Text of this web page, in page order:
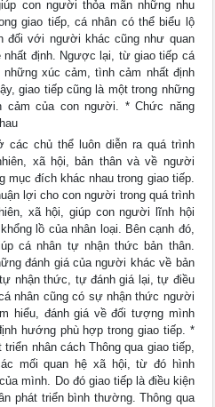
con người thỏa mãn những nhu
giao tiếp, cá nhân có thể biểu lộ
đối với người khác cũng như quan
nhất định. Ngược lại, từ giao tiếp cá
những xúc cảm, tình cảm nhất định
giao tiếp cũng là một trong những
cảm của con người. * Chức năng
các chủ thể luôn diễn ra quá trình
xã hội, bản thân và về người
mục đích khác nhau trong giao tiếp.
lợi cho con người trong quá trình
xã hội, giúp con người lĩnh hội
lồ của nhân loại. Bên cạnh đó,
cá nhân tự nhận thức bản thân.
đánh giá của người khác về bản
nhận thức, tự đánh giá lại, tự điều
nhân cũng có sự nhận thức người
hiểu, đánh giá về đối tượng mình
hướng phù hợp trong giao tiếp. *
nhân cách Thông qua giao tiếp,
mối quan hệ xã hội, từ đó hình
mình. Do đó giao tiếp là điều kiện
phát triển bình thường. Thông qua